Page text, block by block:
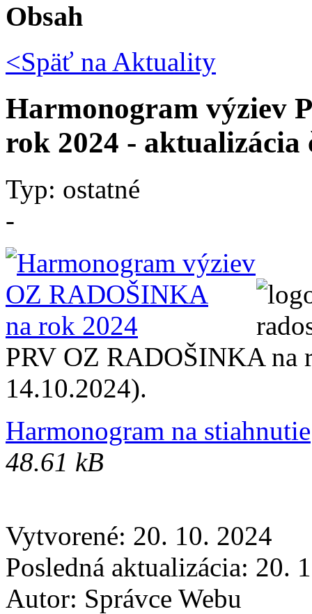
Obsah
<Späť na Aktuality
Harmonogram výziev
rok 2024 - aktualizácia
Typ: ostatné
-
PRV OZ RADOŠINKA na
14.10.2024).
Harmonogram na stiahnutie
48.61 kB
Vytvorené: 20. 10. 2024
Posledná aktualizácia: 20.
Autor: Správce Webu